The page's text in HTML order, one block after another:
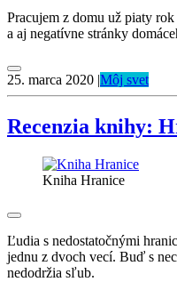
Pracujem z domu už piaty
a aj negatívne stránky
25. marca 2020 |Môj svet
Recenzia knihy:
Kniha Hranice
Ľudia s nedostatočnými
jednu z dvoch vecí. Buď s
nedodržia sľub.